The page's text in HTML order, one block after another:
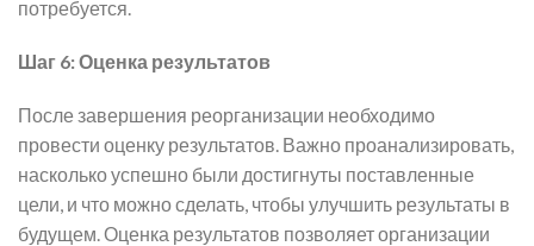
потребуется.
Шаг 6: Оценка результатов
После завершения реорганизации необходимо
провести оценку результатов. Важно проанализировать,
насколько успешно были достигнуты поставленные
цели, и что можно сделать, чтобы улучшить результаты в
будущем. Оценка результатов позволяет организации